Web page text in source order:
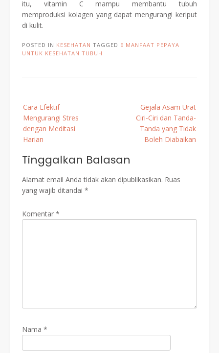
itu, vitamin C mampu membantu tubuh
memproduksi kolagen yang dapat mengurangi keriput
di kulit.
POSTED IN KESEHATAN TAGGED 6 MANFAAT PEPAYA
UNTUK KESEHATAN TUBUH
navigation
Cara Efektif
Mengurangi Stres
dengan Meditasi
Harian
Gejala Asam Urat
Ciri-Ciri dan Tanda-
Tanda yang Tidak
Boleh Diabaikan
Tinggalkan Balasan
Alamat email Anda tidak akan dipublikasikan. Ruas
yang wajib ditandai *
Komentar *
Nama *